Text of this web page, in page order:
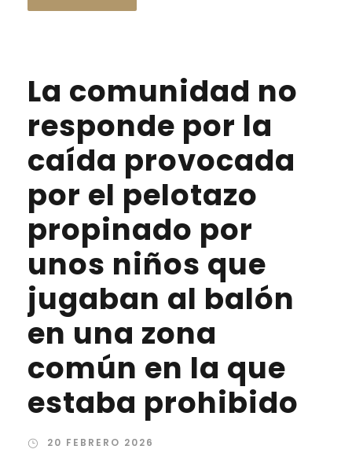
La comunidad no
responde por la
caída provocada
por el pelotazo
propinado por
unos niños que
jugaban al balón
en una zona
común en la que
estaba prohibido
20 FEBRERO 2026